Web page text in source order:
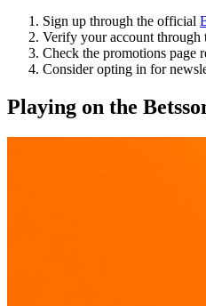
Sign up through the official
Verify your account through
Check the promotions page
Consider opting in for
Playing on the